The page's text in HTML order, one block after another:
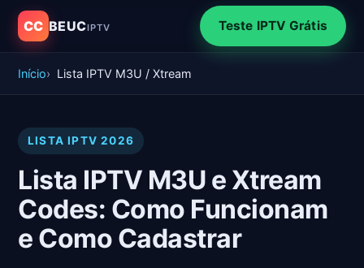
CC BEUCIPTV Teste IPTV Grátis
Início Lista IPTV M3U / Xtream
LISTA IPTV 2026
Lista IPTV M3U e Xtream
Codes: Como Funcionam
e Como Cadastrar